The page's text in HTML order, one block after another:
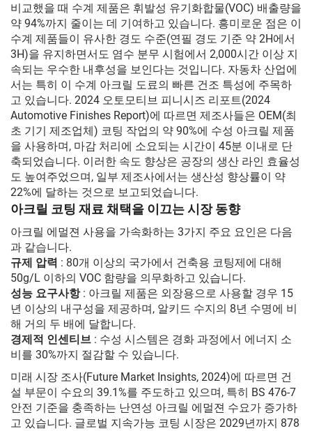
비교했을 때 수계 제품은 휘발성 유기화합물(VOC) 배출량을
약 94%까지 줄이는 데 기여하고 있습니다. 흥미로운 점은 이
수계 제품들이 유사한 경도 수준(연필 경도 기준 약 2H에서
3H)을 유지하면서도 염수 분무 시험에서 2,000시간 이상 지
속되는 우수한 내후성을 보인다는 것입니다. 자동차 산업에
서는 특히 이 수계 아크릴 도료의 빠른 건조 특성에 주목하
고 있습니다. 2024 오토모티브 피니시즈 리포트(2024
Automotive Finishes Report)에 따르면 제조사들은 OEM(최
초 기기 제조업체) 코팅 작업의 약 90%에 수성 아크릴 제품
을 사용하며, 마감 처리에 소요되는 시간이 45분 이내로 단
축되었습니다. 이러한 속도 향상은 공장의 생산 라인 효율성
도 높여주었으며, 일부 제조사에서는 생산성 향상률이 약
22%에 달하는 것으로 보고되었습니다.
아크릴 코팅 재료 채택을 이끄는 시장 동향
아크릴 에멀젼 사용을 가속화하는 3가지 주요 요인은 다음
과 같습니다.
규제 압력 : 80개 이상의 국가에서 건축용 코팅제에 대해
50g/L 이하의 VOC 함량을 의무화하고 있습니다.
성능 요구사항 : 아크릴 제품은 외장용으로 사용할 경우 15
년 이상의 내구성을 제공하며, 알키드 수지의 8년 수명에 비
해 거의 두 배에 달합니다.
경제적 인센티브 : 수성 시스템은 경화 과정에서 에너지 소
비를 30%까지 절감할 수 있습니다.
미래 시장 조사(Future Market Insights, 2024)에 따르면 건
설 부문이 수요의 39.1%를 주도하고 있으며, 특히 BS 476-7
안전 기준을 충족하는 난연성 아크릴 에멀젼 수요가 증가하
고 있습니다. 글로벌 지속가능 코팅 시장은 2029년까지 878